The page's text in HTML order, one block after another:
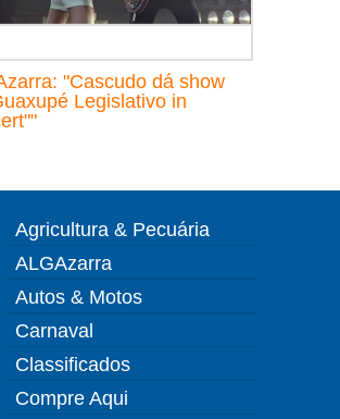
"Cascudo dá show
Legislativo in
Agricultura & Pecuária
ALGAzarra
Autos & Motos
Carnaval
Classificados
Compre Aqui